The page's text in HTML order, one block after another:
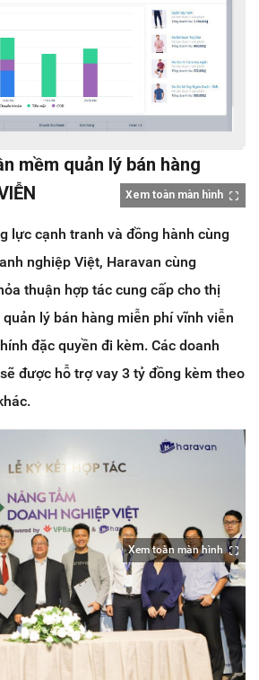
Xem toàn màn hình
mềm quản lý bán hàng
lực cạnh tranh và đồng hành cùng
nghiệp Việt, Haravan cùng
thuận hợp tác cung cấp cho thị
lý bán hàng miễn phí vĩnh viễn
đặc quyền đi kèm. Các doanh
được hỗ trợ vay 3 tỷ đồng kèm theo
Xem toàn màn hình